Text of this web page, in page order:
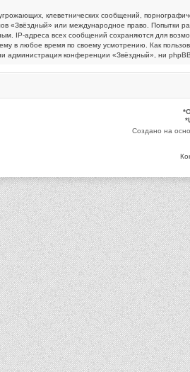
клеветнических сообщений,
«Звёздный» или международное право.
IP-адреса всех сообщений сохраняются для
в любое время по своему усмотрению. Как
конференции «Звёздный», ни
*
*
Создано на